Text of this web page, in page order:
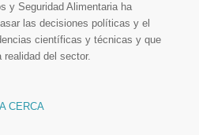
y Seguridad Alimentaria ha
las decisiones políticas y el
científicas y técnicas y que
realidad del sector.
CERCA